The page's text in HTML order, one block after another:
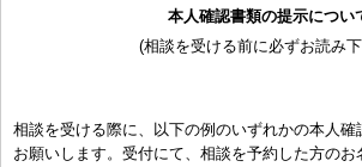
め、相談内容について、相談担当弁理士も当
ではないことを予めご了承下さい。
お申し出により、相談担当弁理士に対して調
依頼された場合には、通常の受任事件として
本人確認書類の提示につい
(相談を受ける前に必ずお読み
相談を受ける際に、以下の例のいずれかの本人確
お願いします。受付にて、相談を予約した方の